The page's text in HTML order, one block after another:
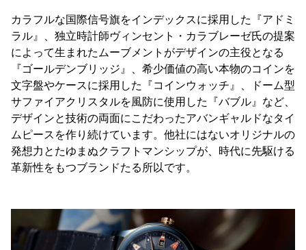
カラフルな国際信号旗をインデックスに採用した『アドミ
ラル』、独立時計師ヴィンセント・カラブレーゼ氏の提案
によって生まれたムーブメントがデザインの主役となる
『ゴールデンブリッジ』、希少価値の高い本物のコインを
文字盤やケースに採用した『コインウォッチ』、ドーム型
サファイアクリスタルを風防に使用した『バブル』など、
デザインと技術の両面にこだわったアバンギャルドなタイ
ムピースを作り続けています。他社にはないオリジナルの
発想力とたゆまぬクラフトマンシップが、時代に先駆ける
革新性をもつブランドたる所以です。